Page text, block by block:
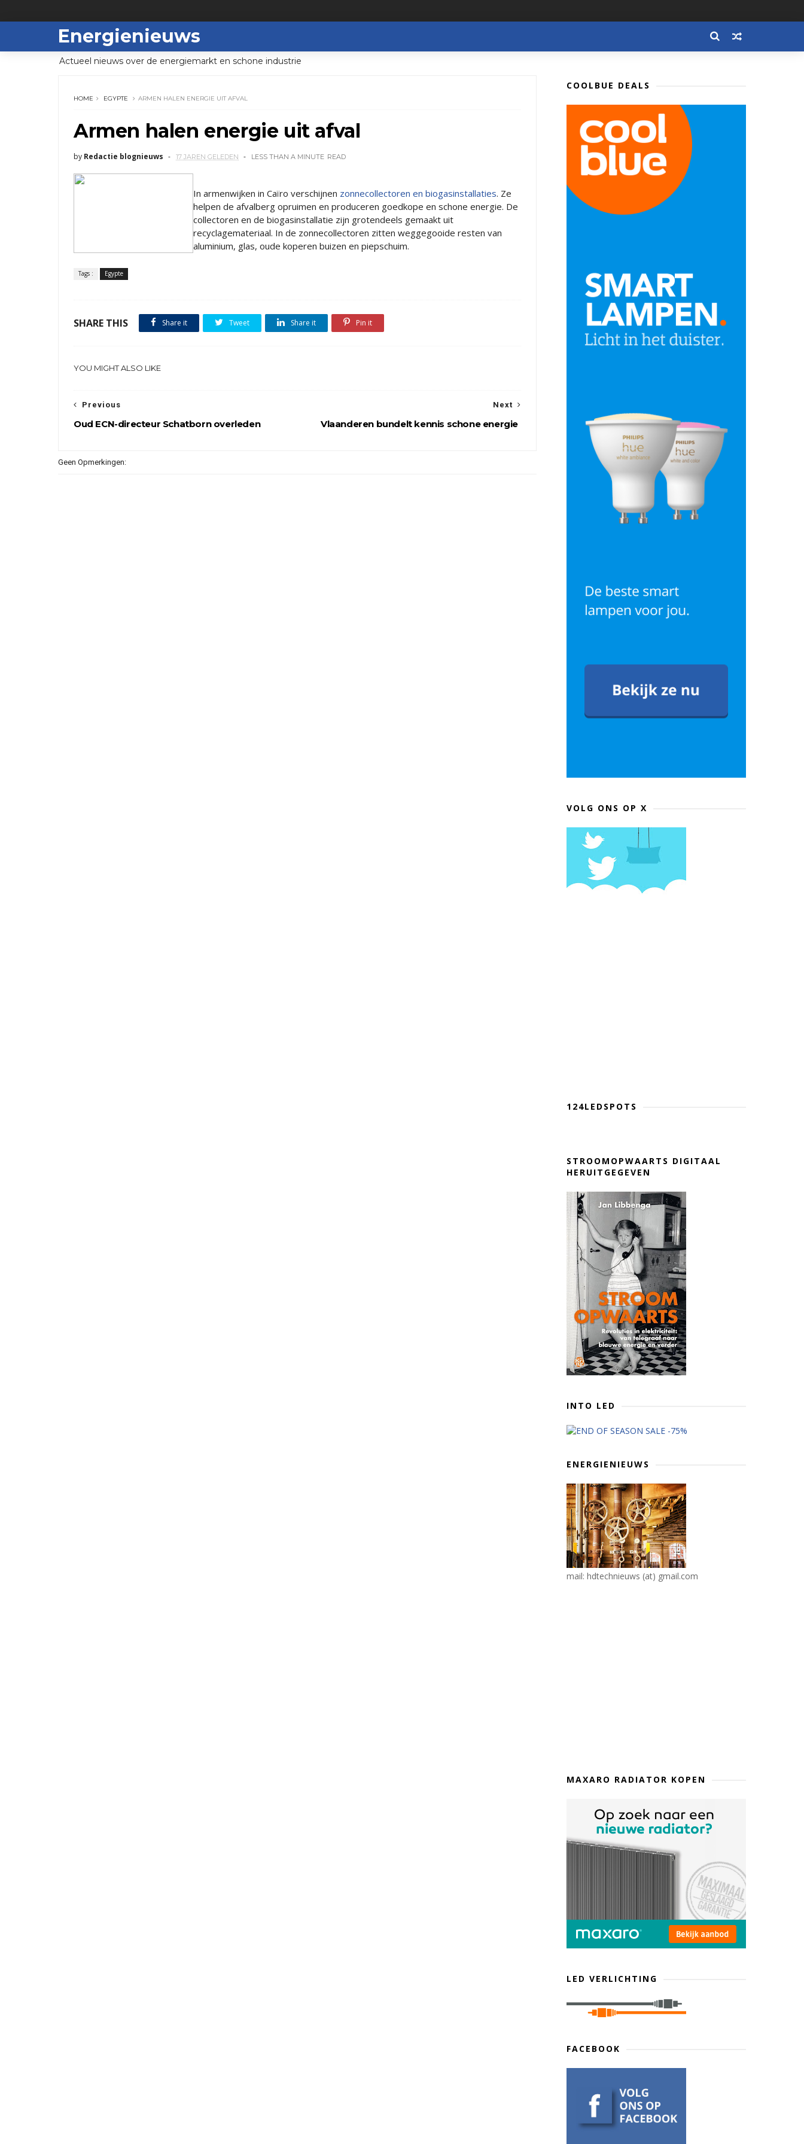
Energienieuws
Actueel nieuws over de energiemarkt en schone industrie
HOME EGYPTE ARMEN HALEN ENERGIE UIT AFVAL
Armen halen energie uit afval
by Redactie blognieuws 17 JAREN GELEDEN LESS THAN A MINUTE READ
In armenwijken in Caïro verschijnen zonnecollectoren en biogasinstallaties. Ze
helpen de afvalberg opruimen en produceren goedkope en schone energie. De
collectoren en de biogasinstallatie zijn grotendeels gemaakt uit
recyclagemateriaal. In de zonnecollectoren zitten weggegooide resten van
aluminium, glas, oude koperen buizen en piepschuim.
Tags : Egypte
SHARE THIS Share it Tweet Share it Pin it
YOU MIGHT ALSO LIKE
Next
Vlaanderen bundelt kennis schone energie
Previous
Oud ECN-directeur Schatborn overleden
Geen Opmerkingen:
COOLBUE DEALS
VOLG ONS OP X
124LEDSPOTS
STROOMOPWAARTS DIGITAAL
HERUITGEGEVEN
INTO LED
ENERGIENIEUWS
mail: hdtechnieuws (at) gmail.com
MAXARO RADIATOR KOPEN
LED VERLICHTING
FACEBOOK